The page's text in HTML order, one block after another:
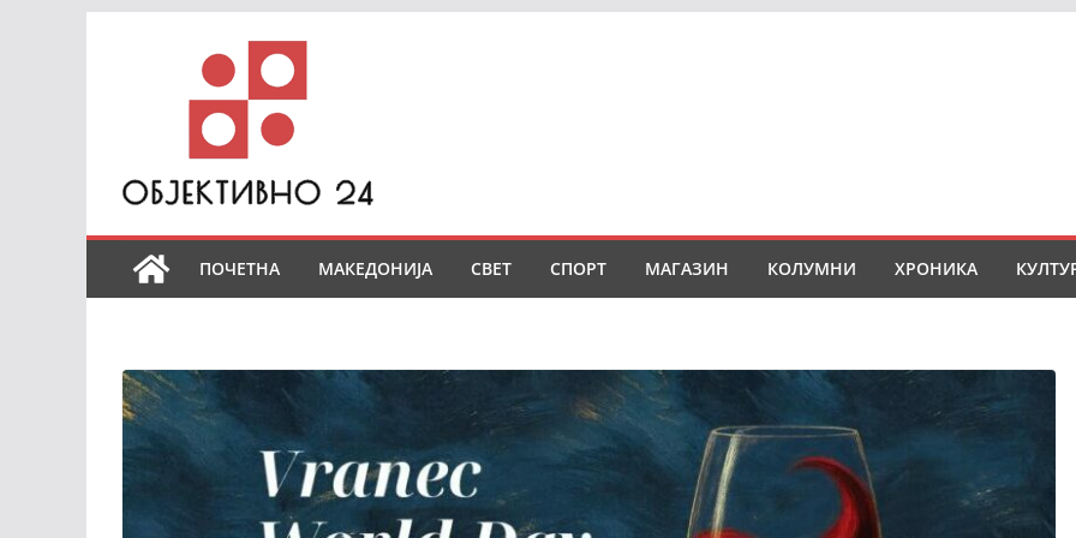
ПОЧЕТНА МАКЕДОНИЈА СВЕТ СПОРТ МАГАЗИН КОЛУМНИ ХРОНИКА